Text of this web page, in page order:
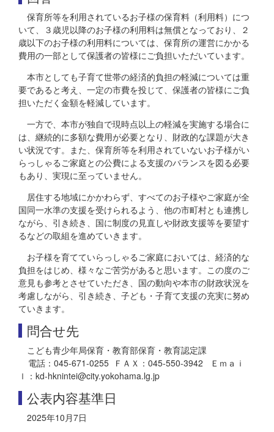
保育所等を利用されているお子様の保育料（利用料）につ
いて、３歳児以降のお子様の利用料は無償となっており、２
歳以下のお子様の利用料については、保育所の運営にかかる
費用の一部として保護者の皆様にご負担いただいています。
本市としても子育て世帯の経済的負担の軽減については重
要であると考え、一定の市費を投じて、保護者の皆様にご負
担いただく金額を軽減しています。
一方で、本市が独自で現時点以上の軽減を実施する場合に
は、継続的に多額な費用が必要となり、財政的な課題が大き
い状況です。また、保育所等を利用されていないお子様がい
らっしゃるご家庭との公費による支援のバランスを図る必要
もあり、実現に至っていません。
居住する地域にかかわらず、すべてのお子様やご家庭が全
国同一水準の支援を受けられるよう、他の市町村とも連携し
ながら、引き続き、国に制度の見直しや財政支援等を要望す
るなどの取組を進めていきます。
お子様を育てていらっしゃるご家庭においては、経済的な
負担をはじめ、様々なご苦労があると思います。この度のご
意見も参考とさせていただき、国の動向や本市の財政状況を
考慮しながら、引き続き、子ども・子育て支援の充実に努め
ていきます。
問合せ先
こども青少年局保育・教育部保育・教育認定課
電話：045-671-0255 ＦＡＸ：045-550-3942 Ｅｍａｉ
ｌ：kd-hknintei@city.yokohama.lg.jp
公表内容基準日
2025年10月7日